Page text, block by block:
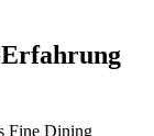
Fine Dining